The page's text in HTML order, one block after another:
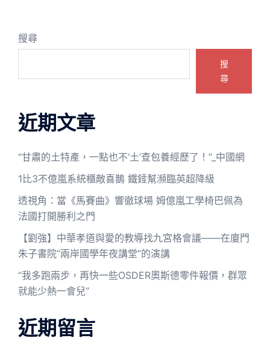
搜尋
搜
尋
近期文章
“甘肅的土特產，一點也不‘土’查包養經歷了！”_中國網
1比3不億嵐系統櫃敵喜鵲 鐵錘幫瀕臨英超降級
透視角：當《馬賽曲》響徹球場 姆億嵐工學椅巴佩為
法國打開勝利之門
【劉強】中華孝道與愛的教導找九宮格會議——在廈門
朱子書院“兩岸國學年夜講堂”的演講
“我多跑兩步，再快一些OSDER奧斯德零件報價，群眾
就能少熱一會兒”
近期留言